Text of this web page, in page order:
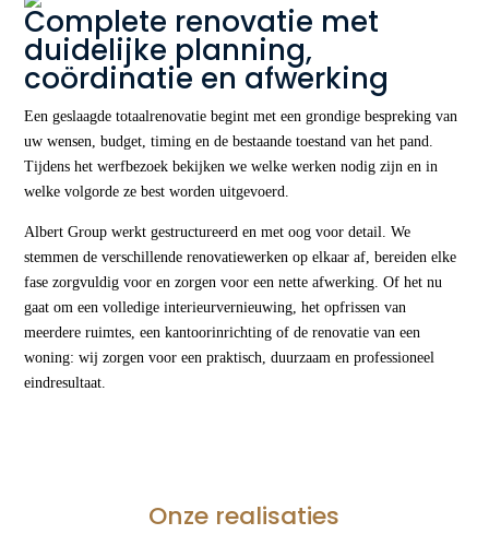
Complete renovatie met
duidelijke planning,
coördinatie en afwerking
Een geslaagde totaalrenovatie begint met een grondige bespreking van
uw wensen, budget, timing en de bestaande toestand van het pand.
Tijdens het werfbezoek bekijken we welke werken nodig zijn en in
welke volgorde ze best worden uitgevoerd.
Albert Group werkt gestructureerd en met oog voor detail. We
stemmen de verschillende renovatiewerken op elkaar af, bereiden elke
fase zorgvuldig voor en zorgen voor een nette afwerking. Of het nu
gaat om een volledige interieurvernieuwing, het opfrissen van
meerdere ruimtes, een kantoorinrichting of de renovatie van een
woning: wij zorgen voor een praktisch, duurzaam en professioneel
eindresultaat.
Onze realisaties